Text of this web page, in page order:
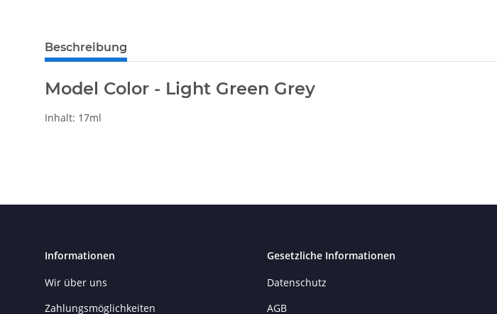
Beschreibung
Model Color - Light Green Grey
Inhalt: 17ml
Informationen
Wir über uns
Zahlungsmöglichkeiten
Gesetzliche Informationen
Datenschutz
AGB